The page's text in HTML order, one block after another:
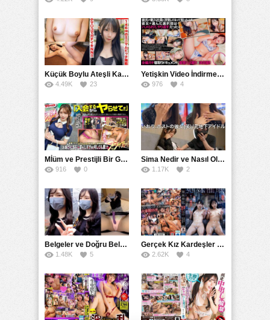
Küçük Boylu Ateşli Karakter: Nandinin Hassas Uçuklu Memeleri ve Sahneleri
4.49K 23
Yetişkin Video İndirme Siteleri Grubu: Şefkatli Patron ve Sekreterin Aşk Hikayesi: Prestijli Bir Son
976 4
Mİüm ve Prestijli Bir Gecenin Sırları: Gizemli Bir Kadın ve Mükemmel Bir Macera
916 0
Sima Nedir ve Nasıl Oluşur
1.17K 2
Belgeler ve Doğru Belgelendirmede DOCS’in Önemi
1.48K 5
Gerçek Kız Kardeşler hipnoz ve zihin kontrolü altında liebe阴茎 için yalvaran kızlar: Mısakı Nemıne Mına Hınano
2.62K 4